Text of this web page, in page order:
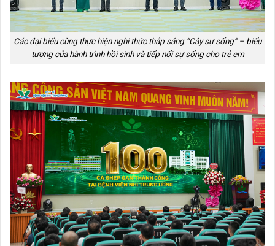
Các đại biểu cùng thực hiện nghi thức thắp sáng “Cây sự sống” – biểu
tượng của hành trình hồi sinh và tiếp nối sự sống cho trẻ em